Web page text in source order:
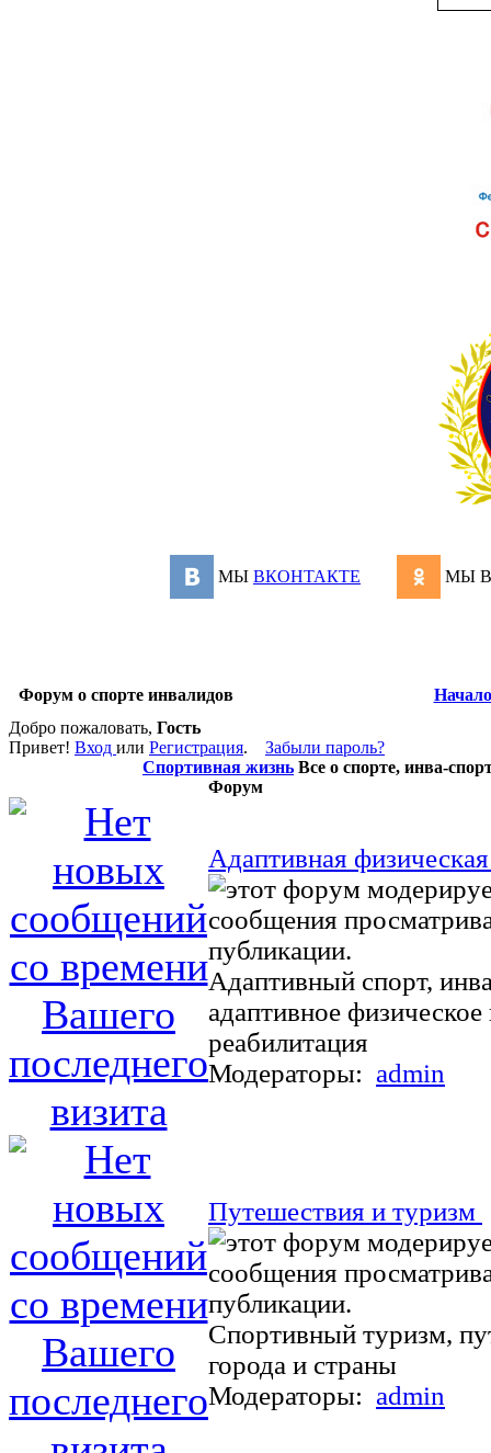
МЫ ВКОНТАКТЕ МЫ
Форум о спорте инвалидов
Начало
Добро пожаловать, Гость
Привет! Вход или Регистрация. Забыли пароль?
Спортивная жизнь Все о спорте, инва-
Форум
Адаптивная
Адаптивный спорт,
адаптивное физическое
реабилитация
Модераторы: admin
Путешествия и туризм
Спортивный туризм,
города и страны
Модераторы: admin